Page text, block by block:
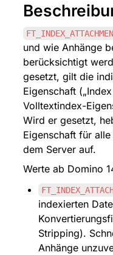
und wie Anhänge
berücksichtigt
gesetzt, gilt die
Eigenschaft
Volltextindex-
Wird er gesetzt,
Eigenschaft für
dem Server auf.
Werte ab Domino
indexierten
Stripping).
Anhänge